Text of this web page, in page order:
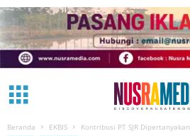
Beranda EKBIS Kontribusi PT SJR Dipertanyakan